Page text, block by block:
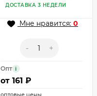
ДОСТАВКА 3 НЕДЕЛИ
Мне нравится: 0
- +
Опт i
от 161 ₽
оптовые цены